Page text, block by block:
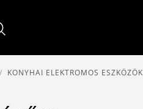
KONYHAI ELEKTROMOS ESZKÖZÖK